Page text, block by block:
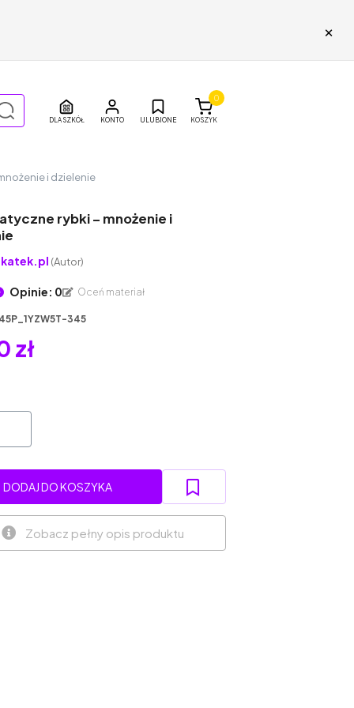
×
DLA SZKÓŁ ULUBIONE KOSZYK
0
i dzielenie
rybki – mnożenie i
(Autor)
Opinie: 0 Oceń materiał
345
zł
DODAJ DO KOSZYKA
Zobacz pełny opis produktu